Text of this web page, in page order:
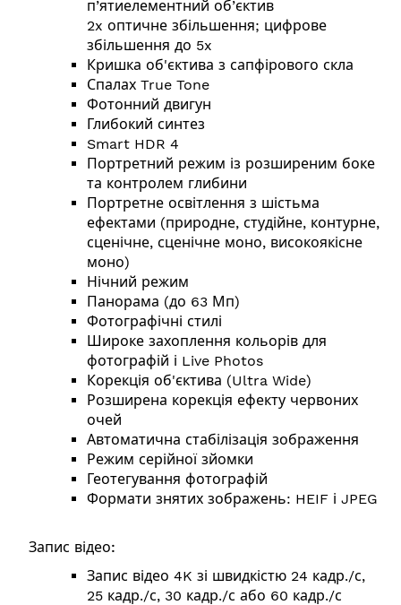
п’ятиелементний об’єктив
2x оптичне збільшення; цифрове
збільшення до 5x
Кришка об'єктива з сапфірового скла
Спалах True Tone
Фотонний двигун
Глибокий синтез
Smart HDR 4
Портретний режим із розширеним боке
та контролем глибини
Портретне освітлення з шістьма
ефектами (природне, студійне, контурне,
сценічне, сценічне моно, високоякісне
моно)
Нічний режим
Панорама (до 63 Мп)
Фотографічні стилі
Широке захоплення кольорів для
фотографій і Live Photos
Корекція об'єктива (Ultra Wide)
Розширена корекція ефекту червоних
очей
Автоматична стабілізація зображення
Режим серійної зйомки
Геотегування фотографій
Формати знятих зображень: HEIF і JPEG
Запис відео:
Запис відео 4K зі швидкістю 24 кадр./с,
25 кадр./с, 30 кадр./с або 60 кадр./с